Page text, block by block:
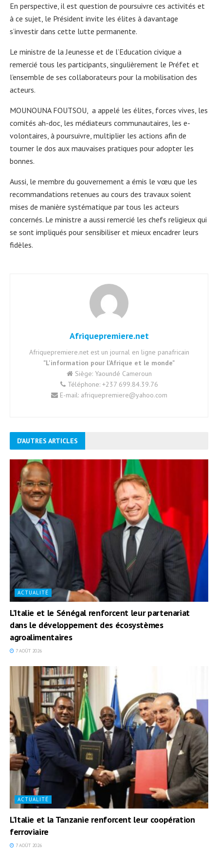
En perspective, il est question de poursuivre ces activités et
à ce sujet, le Président invite les élites à davantage
s’investir dans cette lutte permanente.
Le ministre de la Jeunesse et de l’Education civique a
remercié tous les participants, singulièrement le Préfet et
l’ensemble de ses collaborateurs pour la mobilisation des
acteurs.
MOUNOUNA FOUTSOU, a appelé les élites, forces vives, les
comités ah-doc, les médiateurs communautaires, les e-
volontaires, à poursuivre, multiplier les actions afin de
tourner le dos aux mauvaises pratiques pour adopter les
bonnes.
Aussi, le membre du gouvernement a émis le vœu que les
recommandations retenues au cours des travaux soient
mises de manière systématique par tous les acteurs
concernés. Le ministre a aussi remercié les chefs religieux qui
se sont impliqués pour sensibiliser et mieux encadrer leurs
fidèles.
Afriquepremiere.net
Afriquepremiere.net est un journal en ligne panafricain
"L'information pour l'Afrique et le monde"
Siège: Yaoundé Cameroun
Téléphone: +237 699.84.39.76
E-mail: afriquepremiere@yahoo.com
D'AUTRES ARTICLES
ACTUALITÉ
L’Italie et le Sénégal renforcent leur partenariat
dans le développement des écosystèmes
agroalimentaires
7 AOÛT 2026
ACTUALITÉ
L’Italie et la Tanzanie renforcent leur coopération
ferroviaire
7 AOÛT 2026